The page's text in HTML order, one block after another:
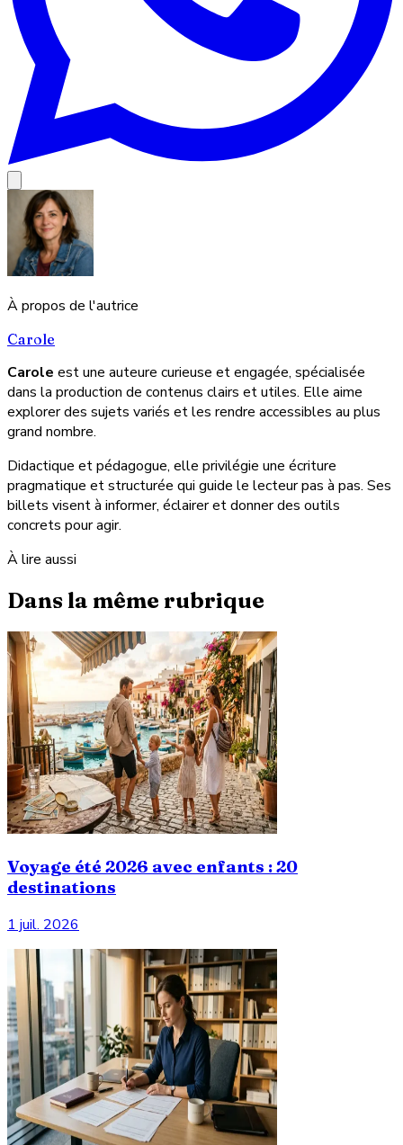
À propos de l'autrice
Carole
Carole est une auteure curieuse et engagée, spécialisée
dans la production de contenus clairs et utiles. Elle aime
explorer des sujets variés et les rendre accessibles au plus
grand nombre.
Didactique et pédagogue, elle privilégie une écriture
pragmatique et structurée qui guide le lecteur pas à pas. Ses
billets visent à informer, éclairer et donner des outils
concrets pour agir.
À lire aussi
Dans la même rubrique
Voyage été 2026 avec enfants : 20
destinations
1 juil. 2026